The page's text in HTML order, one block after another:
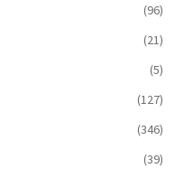
(96)
(21)
(5)
(127)
(346)
(39)